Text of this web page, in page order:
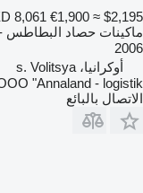
8,061 €1,900 ≈ $2,195
ماكينات حصاد البطاطس -
2006
أوكرانيا، s. Volitsya
"Annaland - logistik"
الاتصال بالبائع